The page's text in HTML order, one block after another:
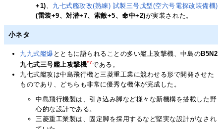
+1)
九七式艦攻改(熟練) 試製三号戊型(空六号電探改装備機)
(雷装+9、対潜+7、索敵+5、命中+2)が実装された。
小ネタ
九九式艦爆 とともに語られることの多い艦上攻撃機、中島のB5N2
九七式三号艦上攻撃機*7である。
九七式艦攻は中島飛行機と三菱重工業に競わせる形で開発させた
ものであり、どちらも非常に優秀な機体が完成した。
中島飛行機製は、引き込み脚など様々な新機構を搭載した野
心的な設計である。
三菱重工業製は、固定脚を採用するなど堅実な設計がなされ